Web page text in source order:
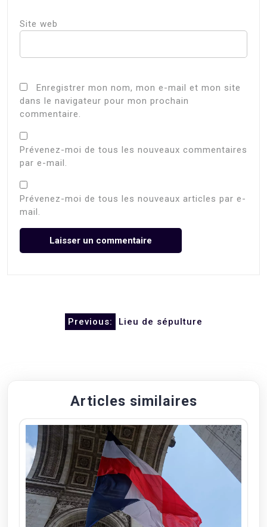
Site web
Enregistrer mon nom, mon e-mail et mon site
dans le navigateur pour mon prochain
commentaire.
Prévenez-moi de tous les nouveaux commentaires
par e-mail.
Prévenez-moi de tous les nouveaux articles par e-
mail.
NavigationPrevious: Lieu de sépulture
Articles similaires